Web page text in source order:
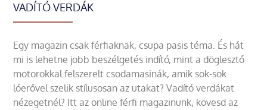
VADÍTÓ VERDÁK
Egy magazin csak férfiaknak, csupa pasis téma. És hát
mi is lehetne jobb beszélgetés indító, mint a döglesztő
motorokkal felszerelt csodamasinák, amik sok-sok
lóerővel szelik stílusosan az utakat? Vadító verdákat
nézegetnél? Itt az online férfi magazinunk, kövesd az